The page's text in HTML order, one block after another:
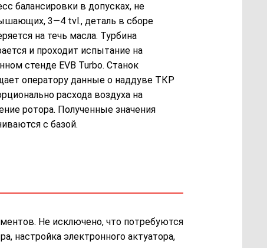
балансировки в допусках, не
3—4 tvl., деталь в сборе
на течь масла. Турбина
и проходит испытание на
стенде EVB Turbo. Станок
оператору данные о наддуве ТКР
расхода воздуха на
ротора. Полученные значения
с базой.
Не исключено, что потребуются
настройка электронного актуатора,